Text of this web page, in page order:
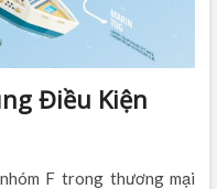
Điều Kiện
F trong thương mại